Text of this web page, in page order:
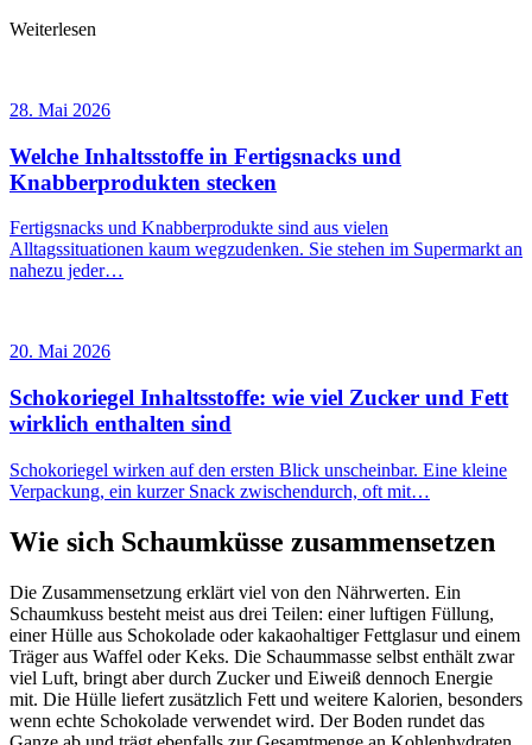
Weiterlesen
28. Mai 2026
Welche Inhaltsstoffe in Fertigsnacks und
Knabberprodukten stecken
Fertigsnacks und Knabberprodukte sind aus vielen
Alltagssituationen kaum wegzudenken. Sie stehen im Supermarkt an
nahezu jeder…
20. Mai 2026
Schokoriegel Inhaltsstoffe: wie viel Zucker und Fett
wirklich enthalten sind
Schokoriegel wirken auf den ersten Blick unscheinbar. Eine kleine
Verpackung, ein kurzer Snack zwischendurch, oft mit…
Wie sich Schaumküsse zusammensetzen
Die Zusammensetzung erklärt viel von den Nährwerten. Ein
Schaumkuss besteht meist aus drei Teilen: einer luftigen Füllung,
einer Hülle aus Schokolade oder kakaohaltiger Fettglasur und einem
Träger aus Waffel oder Keks. Die Schaummasse selbst enthält zwar
viel Luft, bringt aber durch Zucker und Eiweiß dennoch Energie
mit. Die Hülle liefert zusätzlich Fett und weitere Kalorien, besonders
wenn echte Schokolade verwendet wird. Der Boden rundet das